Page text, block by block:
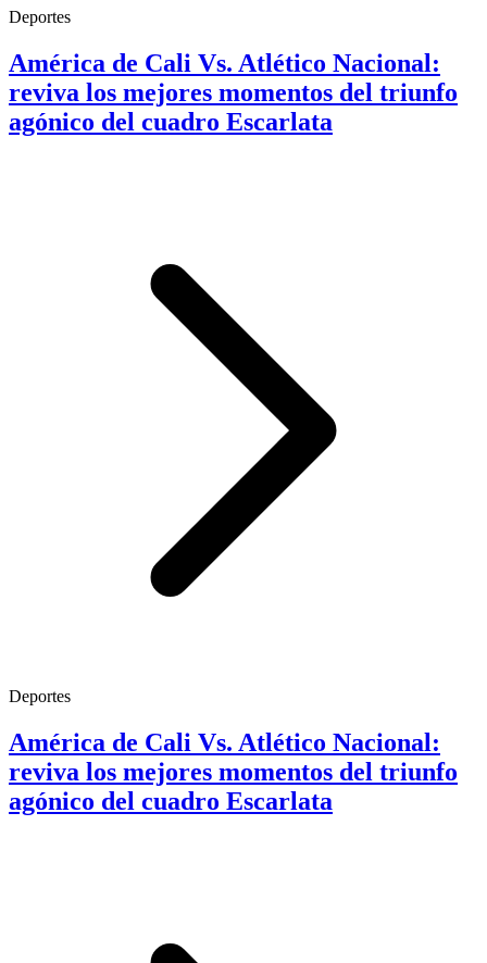
Deportes
América de Cali Vs. Atlético Nacional:
reviva los mejores momentos del triunfo
agónico del cuadro Escarlata
Deportes
América de Cali Vs. Atlético Nacional:
reviva los mejores momentos del triunfo
agónico del cuadro Escarlata